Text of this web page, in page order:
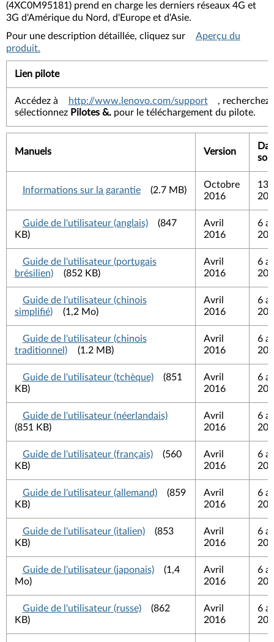
(4XC0M95181) prend en charge les derniers réseaux 4G et
3G d'Amérique du Nord, d'Europe et d'Asie.
Pour une description détaillée, cliquez sur
Aperçu du
produit.
Lien pilote
Accédez à http://www.lenovo.com/support
,
sélectionnez Pilotes &. pour le téléchargement du pilote.
Manuels Version
Informations sur la garantie (2.7 MB)
Octobre
2016
13
Guide de l'utilisateur (anglais)
(847
KB)
Avril
2016
6
Guide de l'utilisateur (portugais
brésilien)
(852 KB)
Avril
2016
6
Guide de l'utilisateur (chinois
simplifié)
(1,2 Mo)
Avril
2016
6
Guide de l'utilisateur (chinois
traditionnel)
(1.2 MB)
Avril
2016
6
Guide de l'utilisateur (tchèque)
(851
KB)
Avril
2016
6
Guide de l'utilisateur (néerlandais)
(851 KB)
Avril
2016
6
Guide de l'utilisateur (français)
(560
KB)
Avril
2016
6
Guide de l'utilisateur (allemand)
(859
KB)
Avril
2016
6
Guide de l'utilisateur (italien)
(853
KB)
Avril
2016
6
Guide de l'utilisateur (japonais)
(1,4
Mo)
Avril
2016
6
Guide de l'utilisateur (russe)
(862
KB)
Avril
2016
6